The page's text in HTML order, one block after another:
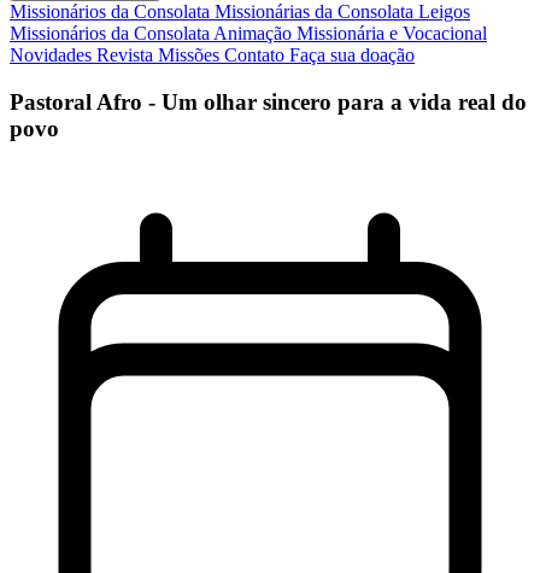
Missionários da Consolata Missionárias da Consolata Leigos
Missionários da Consolata Animação Missionária e Vocacional
Novidades Revista Missões Contato Faça sua doação
Pastoral Afro - Um olhar sincero para a vida real do
povo